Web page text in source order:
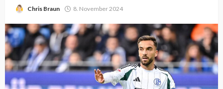
Chris Braun 8. November 2024